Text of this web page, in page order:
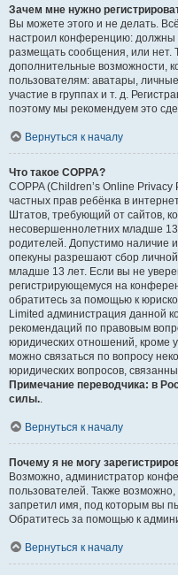
Зачем мне нужно
Вы можете этого и не делать.
настроил конференцию: должны
размещать сообщения, или нет.
дополнительные возможности,
пользователям: аватары,
участие в группах и т. д.
поэтому мы рекомендуем это
Вернуться к началу
Что такое COPPA?
COPPA (Children’s Online
частных прав ребёнка в
Штатов, требующий от сайтов,
несовершеннолетних младше 13
родителей. Допустимо наличие
опекуны разрешают сбор
младше 13 лет. Если вы не
регистрирующемуся на
обратитесь за помощью к
Limited администрация данной
рекомендаций по правовым
юридических отношений, кроме
можно связаться по вопросу
юридических вопросов,
Примечание переводчика: в
силы.
Вернуться к началу
Почему я не могу
Возможно, администратор
пользователей. Также
запретил имя, под которым вы
Обратитесь за помощью к
Вернуться к началу